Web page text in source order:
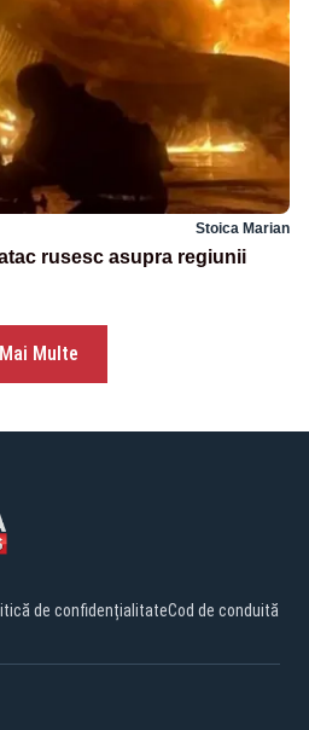
Stoica Marian
rusesc asupra regiunii
Mai Multe
de confidențialitateCod de conduită